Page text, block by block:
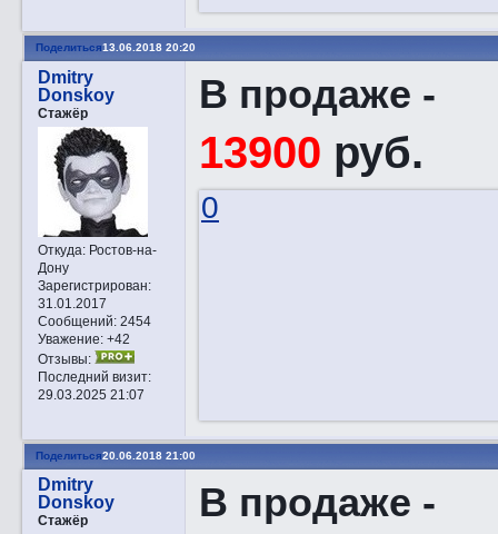
Поделиться13.06.2018 20:20
Dmitry
Donskoy
Стажёр
Откуда:Ростов-на-
Дону
Зарегистрирован:
31.01.2017
Сообщений:2454
Уважение: +42
Отзывы:
Последний визит:
29.03.2025 21:07
В продаже -
13900 руб.
0
Поделиться20.06.2018 21:00
Dmitry
Donskoy
Стажёр В продаже -